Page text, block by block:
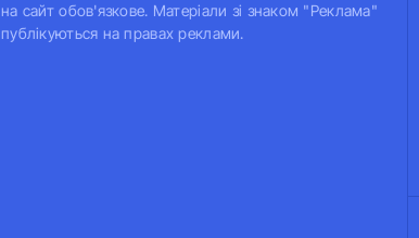
на сайт обов'язкове. Матеріали зі знаком "Реклама"
публікуються на правах реклами.